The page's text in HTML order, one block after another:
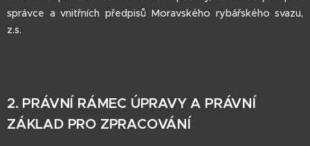
správce a vnitřních předpisů Moravského rybářského svazu,
z.s.
2. PRÁVNÍ RÁMEC ÚPRAVY A PRÁVNÍ
ZÁKLAD PRO ZPRACOVÁNÍ